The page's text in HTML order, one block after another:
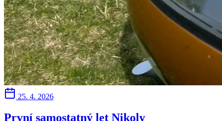
25. 4. 2026
První samostatný let Nikoly